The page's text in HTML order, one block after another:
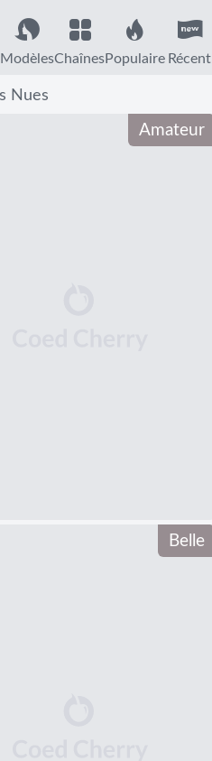
ModèlesChaînesPopulaire Récent
Nues
Amateur
Belle